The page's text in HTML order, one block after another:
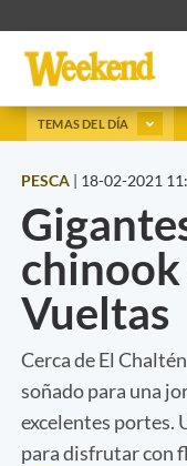
TEMAS DEL DÍA
PESCA | 18-02-2021
chinook
Vueltas
Cerca de El
soñado para una
excelentes portes.
para disfrutar con